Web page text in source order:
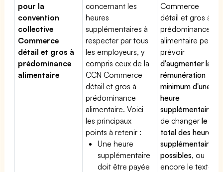
pour la
convention
collective
Commerce
détail et gros à
prédominance
alimentaire
concernant les
heures
supplémentaires à
respecter par tous
les employeurs, y
compris ceux de la
CCN Commerce
détail et gros à
prédominance
alimentaire. Voici
les principaux
points à retenir :
Une heure
supplémentaire
doit être payée
Commerce
détail et gros à
prédominance
alimentaire peut
prévoir
d'augmenter la
rémunération
minimum d'une
heure
supplémentaire
de changerle
total des heures
supplémentaires
possibles, ou
encore le texte